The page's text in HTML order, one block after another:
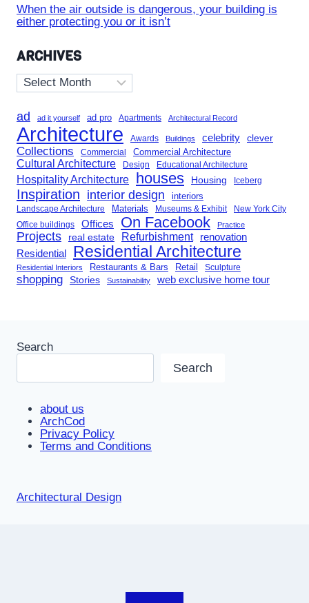
When the air outside is dangerous, your building is
either protecting you or it isn’t
ARCHIVES
Archives
ad ad it yourself ad pro Apartments Architectural Record
Architecture Awards Buildings celebrity clever
Collections Commercial Commercial Architecture
Cultural Architecture Design Educational Architecture
Hospitality Architecture houses Housing Iceberg
Inspiration interior design interiors
Landscape Architecture Materials Museums & Exhibit New York City
Office buildings Offices On Facebook Practice
Projects real estate Refurbishment renovation
Residential Residential Architecture
Residential Interiors Restaurants & Bars Retail Sculpture
shopping Stories Sustainability web exclusive home tour
Search
Search
about us
ArchCod
Privacy Policy
Terms and Conditions
Architectural Design